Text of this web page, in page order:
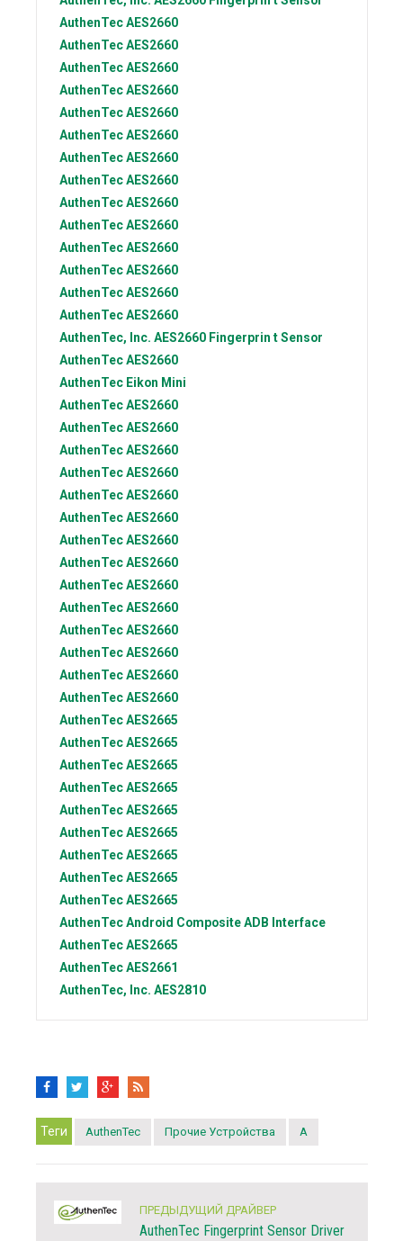
AuthenTecAES2660
AuthenTecAES2660
AuthenTecAES2660
AuthenTecAES2660
AuthenTecAES2660
AuthenTecAES2660
AuthenTecAES2660
AuthenTecAES2660
AuthenTecAES2660
AuthenTecAES2660
AuthenTecAES2660
AuthenTecAES2660
AuthenTecAES2660
AuthenTecAES2660
AuthenTec, Inc. AES2660 Fingerprin t Sensor
AuthenTecAES2660
AuthenTec Eikon Mini
AuthenTecAES2660
AuthenTecAES2660
AuthenTecAES2660
AuthenTecAES2660
AuthenTecAES2660
AuthenTecAES2660
AuthenTecAES2660
AuthenTecAES2660
AuthenTecAES2660
AuthenTecAES2660
AuthenTecAES2660
AuthenTecAES2660
AuthenTecAES2660
AuthenTecAES2660
AuthenTecAES2665
AuthenTecAES2665
AuthenTecAES2665
AuthenTecAES2665
AuthenTecAES2665
AuthenTecAES2665
AuthenTecAES2665
AuthenTecAES2665
AuthenTecAES2665
AuthenTecAndroid Composite ADB Interface
AuthenTecAES2665
AuthenTecAES2661
AuthenTec, Inc. AES2810
Теги AuthenTec Прочие Устройства A
ПРЕДЫДУЩИЙ ДРАЙВЕР
AuthenTec Fingerprint Sensor Driver